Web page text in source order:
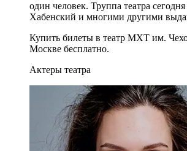
один человек. Труппа театра
Хабенский и многими другими
Купить билеты в театр МХТ им.
Москве бесплатно.
Актеры театра